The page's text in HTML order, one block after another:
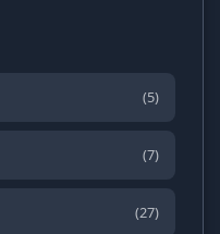
(5)
(7)
(27)